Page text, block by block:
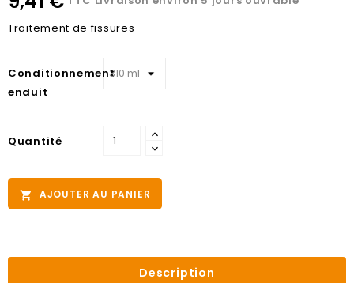
Traitement de fissures
Conditionnement
enduit
Quantité
 AJOUTER AU PANIER
Description